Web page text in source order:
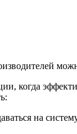
когда
на